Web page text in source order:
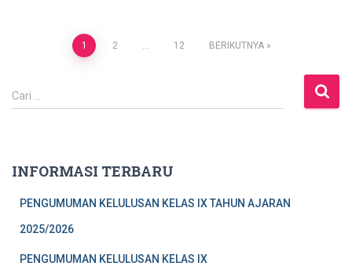
Paginasi
pos
1 2 12 BERIKUTNYA
C
a
n
Cari …
INFORMASI TERBARU
PENGUMUMAN KELULUSAN KELAS IX TAHUN AJARAN
2025/2026
PENGUMUMAN KELULUSAN KELAS IX